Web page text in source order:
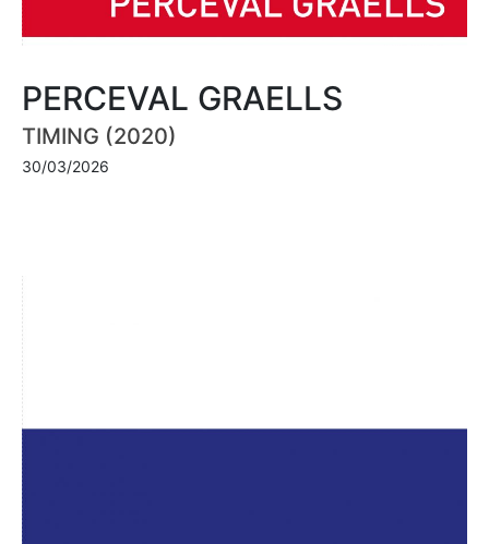
PERCEVAL GRAELLS
TIMING (2020)
30/03/2026